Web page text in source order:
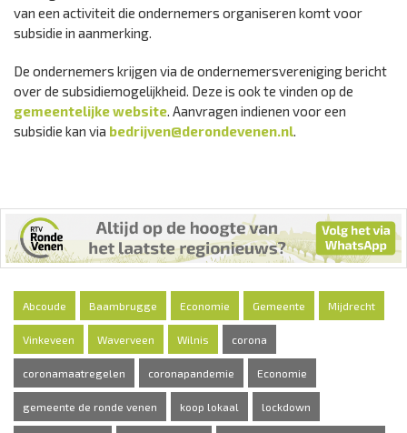
van een activiteit die ondernemers organiseren komt voor
subsidie in aanmerking.
De ondernemers krijgen via de ondernemersvereniging bericht
over de subsidiemogelijkheid. Deze is ook te vinden op de
gemeentelijke website. Aanvragen indienen voor een
subsidie kan via bedrijven@derondevenen.nl.
Abcoude Baambrugge Economie Gemeente Mijdrecht
Vinkeveen Waverveen Wilnis corona
coronamaatregelen coronapandemie Economie
gemeente de ronde venen koop lokaal lockdown